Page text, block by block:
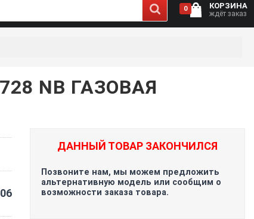
0 КОРЗИНА
ждёт заказ
NB ГАЗОВАЯ
ДАННЫЙ ТОВАР ЗАКОНЧИЛСЯ
Позвоните нам, мы можем предложить
альтернативную модель или сообщим о
возможности заказа товара.